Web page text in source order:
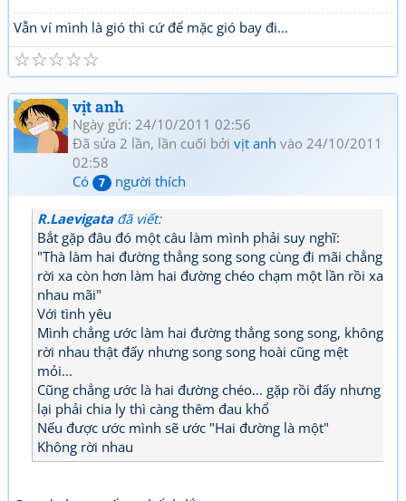
Vẫn ví mình là gió thì cứ để mặc gió bay đi...
☆
☆
☆
☆
☆
vịt anh
Ngày gửi: 24/10/2011 02:56
Đã sửa 2 lần, lần cuối bởi vịt anh vào 24/10/2011
02:58
Có
7 người thích
R.Laevigatađã viết:
Bắt gặp đâu đó một câu làm mình phải suy nghĩ:
"Thà làm hai đường thẳng song song cùng đi mãi chẳng
rời xa còn hơn làm hai đường chéo chạm một lần rồi xa
nhau mãi"
Với tình yêu
Mình chẳng ước làm hai đường thẳng song song, không
rời nhau thật đấy nhưng song song hoài cũng mệt
mỏi...
Cũng chẳng ước là hai đường chéo... gặp rồi đấy nhưng
lại phải chia ly thì càng thêm đau khổ
Nếu được ước mình sẽ ước "Hai đường là một"
Không rời nhau